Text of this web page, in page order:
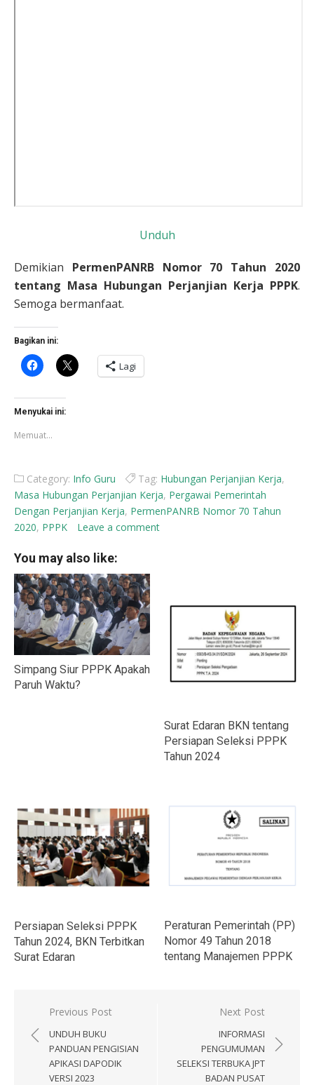
Unduh
Demikian PermenPANRB Nomor 70 Tahun 2020
tentang Masa Hubungan Perjanjian Kerja PPPK.
Semoga bermanfaat.
Bagikan ini:
Klik
untuk
Facebook(Membuka
di
jendela
baru)
Klik
untuk
berbagi
Lagi
Menyukai ini:
Memuat...
Category: Info Guru Tag: Hubungan Perjanjian Kerja,
Masa Hubungan Perjanjian Kerja, Pergawai Pemerintah
Dengan Perjanjian Kerja, PermenPANRB Nomor 70 Tahun
2020, PPPK Leave a comment
You may also like:
Simpang Siur PPPK Apakah
Paruh Waktu?
Surat Edaran BKN tentang
Persiapan Seleksi PPPK
Tahun 2024
Persiapan Seleksi PPPK
Tahun 2024, BKN Terbitkan
Surat Edaran
Peraturan Pemerintah (PP)
Nomor 49 Tahun 2018
tentang Manajemen PPPK
Navigasi
pos
Previous Post
UNDUH BUKU
PANDUAN PENGISIAN
APIKASI DAPODIK
VERSI 2023
Next Post
INFORMASI
PENGUMUMAN
SELEKSI TERBUKA JPT
BADAN PUSAT